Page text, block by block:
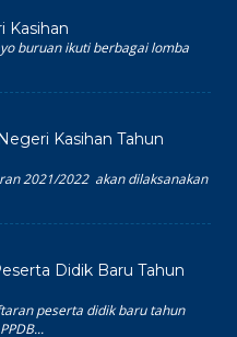
Kasihan
buruan ikuti berbagai lomba
Kasihan Tahun
2021/2022 akan dilaksanakan
Didik Baru Tahun
peserta didik baru tahun